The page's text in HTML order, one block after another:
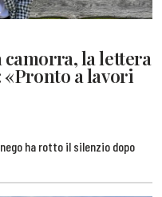
la lettera
a lavori
ha rotto il silenzio dopo